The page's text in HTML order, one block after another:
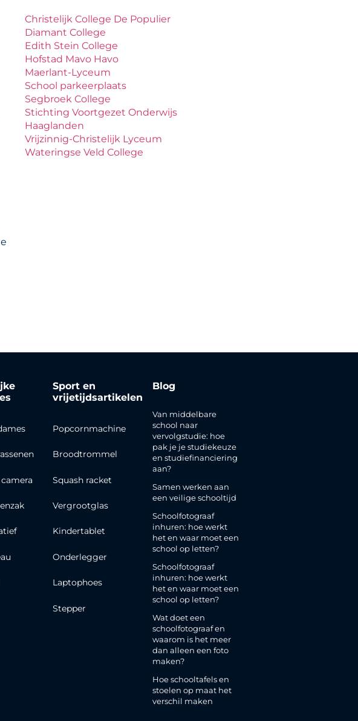
Christelijk College De Populier
Diamant College
Edith Stein College
Hofstad Mavo Havo
Maerlant-Lyceum
School parkeerplaats
Segbroek College
Stichting Voortgezet Onderwijs
Haaglanden
Vrijzinnig-Christelijk Lyceum
Wateringse Veld College
Sport en
vrijetijdsartikelen
Popcornmachine
Broodtrommel
Squash racket
Vergrootglas
Kindertablet
Onderlegger
Laptophoes
Stepper
Blog
Van middelbare
school naar
vervolgstudie: hoe
pak je je studiekeuze
en studiefinanciering
aan?
Samen werken aan
een veilige schooltijd
Schoolfotograaf
inhuren: hoe werkt
het en waar moet een
school op letten?
Schoolfotograaf
inhuren: hoe werkt
het en waar moet een
school op letten?
Wat doet een
schoolfotograaf en
waarom is het meer
dan alleen een foto
maken?
Hoe schooltafels en
stoelen op maat het
verschil maken